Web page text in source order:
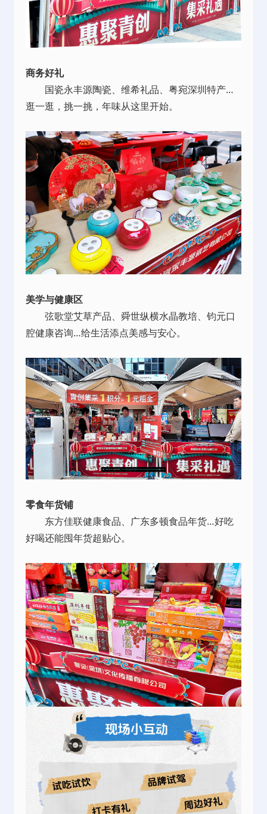
商务好礼
国瓷永丰源陶瓷、维希礼品、粤宛深圳特产…
逛一逛，挑一挑，年味从这里开始。
美学与健康区
弦歌堂艾草产品、舜世纵横水晶教培、钧元口
腔健康咨询…给生活添点美感与安心。
零食年货铺
东方佳联健康食品、广东多顿食品年货…好吃
好喝还能囤年货超贴心。